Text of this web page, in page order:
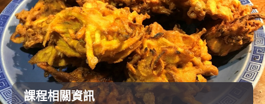
課程相關資訊